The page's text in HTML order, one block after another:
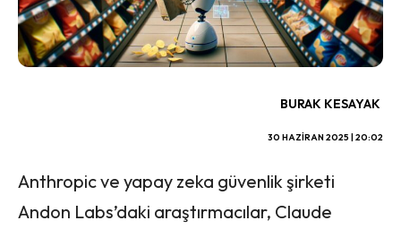
BURAK KESAYAK
30 HAZIRAN 2025 | 20:02
Anthropic ve yapay zeka güvenlik şirketi
Andon Labs’daki araştırmacılar, Claude